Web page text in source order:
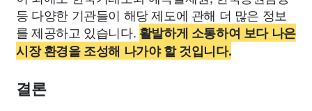
등 다양한 기관들이 해당 제도에 관해 더 많은 정보
를 제공하고 있습니다. 활발하게 소통하여 보다 나은
시장 환경을 조성해 나가야 할 것입니다.
결론